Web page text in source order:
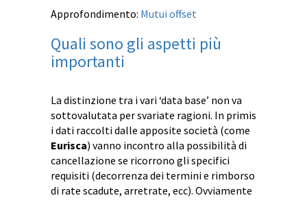
Approfondimento: Mutui offset
Quali sono gli aspetti più
importanti
La distinzione tra i vari ‘data base’ non va
sottovalutata per svariate ragioni. In primis
i dati raccolti dalle apposite società (come
Eurisca) vanno incontro alla possibilità di
cancellazione se ricorrono gli specifici
requisiti (decorrenza dei termini e rimborso
di rate scadute, arretrate, ecc). Ovviamente